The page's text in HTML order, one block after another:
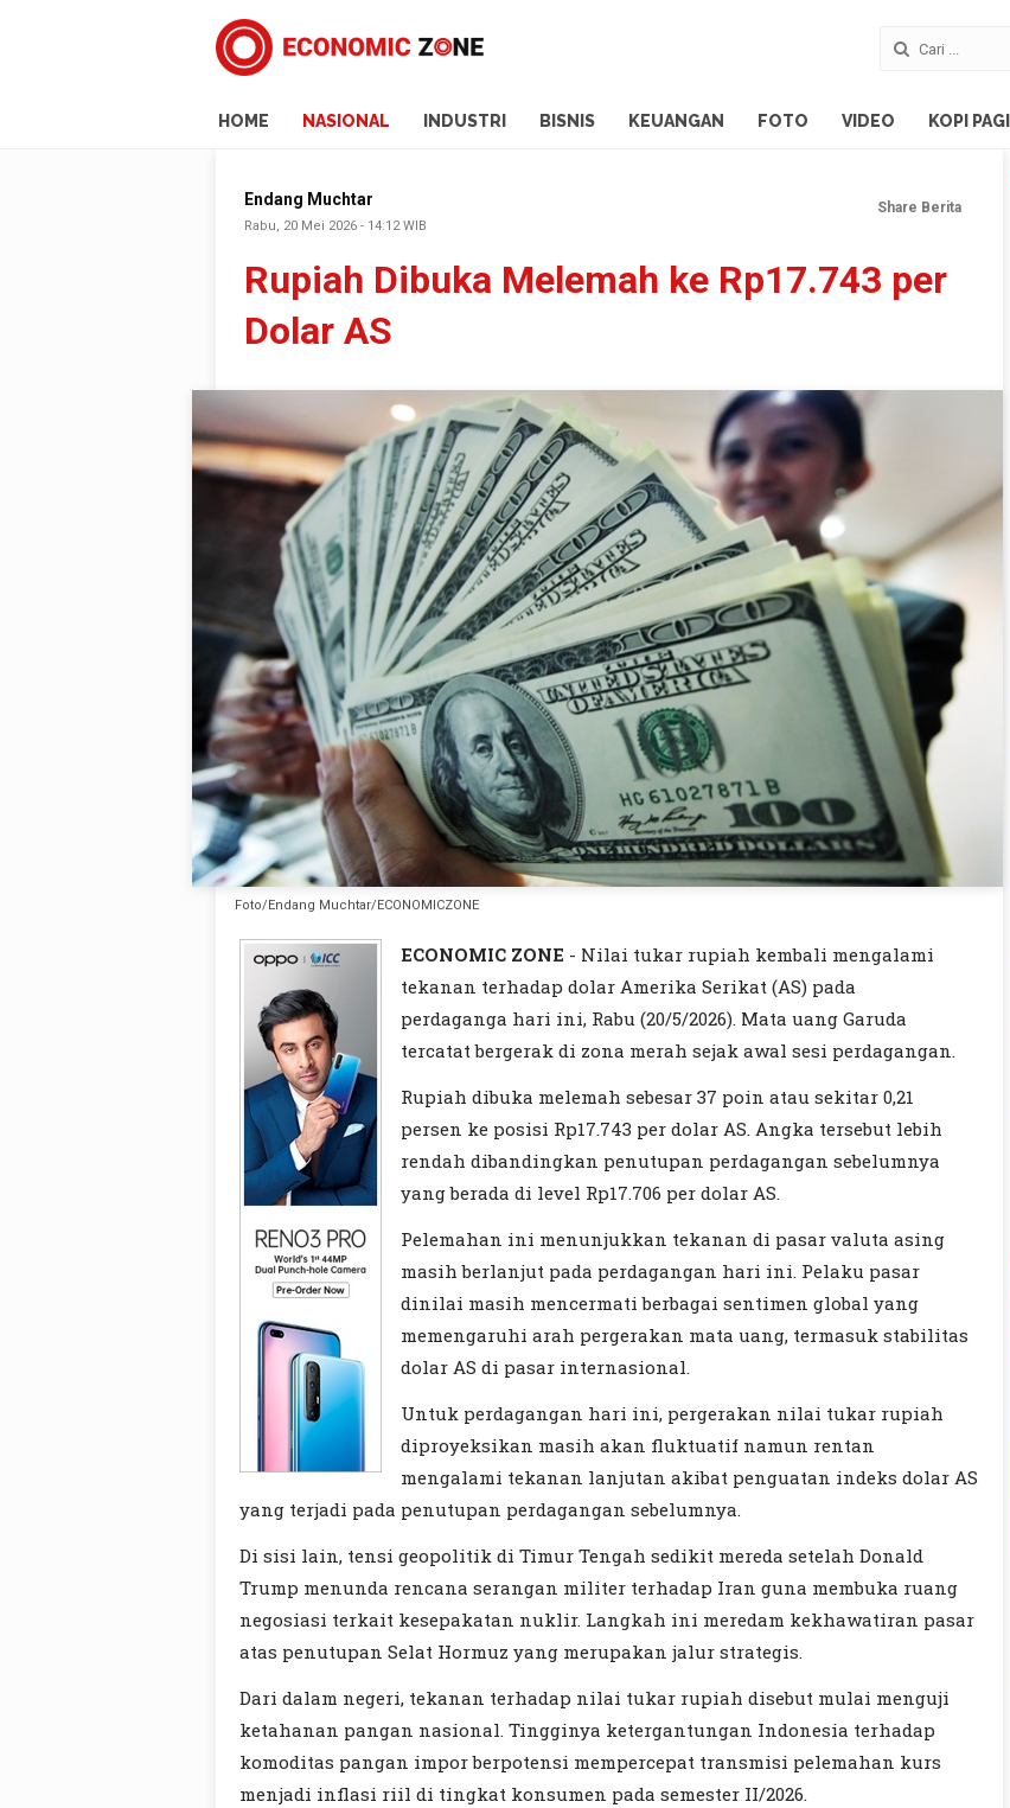
HOME NASIONAL INDUSTRI BISNIS KEUANGAN FOTO VIDEO KOPI PAGI
Endang Muchtar
Rabu, 20 Mei 2026 - 14:12 WIB
Share Berita
Rupiah Dibuka Melemah ke Rp17.743 per
Dolar AS
Foto/Endang Muchtar/ECONOMICZONE
ECONOMIC ZONE - Nilai tukar rupiah kembali mengalami
tekanan terhadap dolar Amerika Serikat (AS) pada
perdaganga hari ini, Rabu (20/5/2026). Mata uang Garuda
tercatat bergerak di zona merah sejak awal sesi perdagangan.
Rupiah dibuka melemah sebesar 37 poin atau sekitar 0,21
persen ke posisi Rp17.743 per dolar AS. Angka tersebut lebih
rendah dibandingkan penutupan perdagangan sebelumnya
yang berada di level Rp17.706 per dolar AS.
Pelemahan ini menunjukkan tekanan di pasar valuta asing
masih berlanjut pada perdagangan hari ini. Pelaku pasar
dinilai masih mencermati berbagai sentimen global yang
memengaruhi arah pergerakan mata uang, termasuk stabilitas
dolar AS di pasar internasional.
Untuk perdagangan hari ini, pergerakan nilai tukar rupiah
diproyeksikan masih akan fluktuatif namun rentan
mengalami tekanan lanjutan akibat penguatan indeks dolar AS
yang terjadi pada penutupan perdagangan sebelumnya.
Di sisi lain, tensi geopolitik di Timur Tengah sedikit mereda setelah Donald
Trump menunda rencana serangan militer terhadap Iran guna membuka ruang
negosiasi terkait kesepakatan nuklir. Langkah ini meredam kekhawatiran pasar
atas penutupan Selat Hormuz yang merupakan jalur strategis.
Dari dalam negeri, tekanan terhadap nilai tukar rupiah disebut mulai menguji
ketahanan pangan nasional. Tingginya ketergantungan Indonesia terhadap
komoditas pangan impor berpotensi mempercepat transmisi pelemahan kurs
menjadi inflasi riil di tingkat konsumen pada semester II/2026.